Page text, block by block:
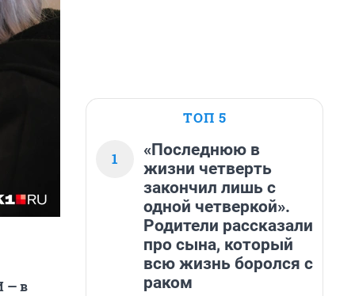
— в
ТОП 5
1
«Последнюю в
жизни четверть
закончил лишь с
одной четверкой».
Родители рассказали
про сына, который
всю жизнь боролся с
раком